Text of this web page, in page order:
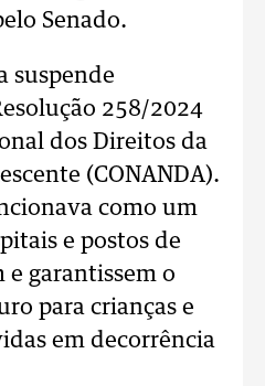
Senado.
suspende
258/2024
dos Direitos da
(CONANDA).
como um
e postos de
e garantissem o
para crianças e
em decorrência